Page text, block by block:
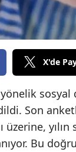
X'de
sosyal
Son
yılın
Bu